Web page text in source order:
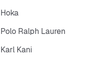
Hoka
Polo Ralph Lauren
Karl Kani